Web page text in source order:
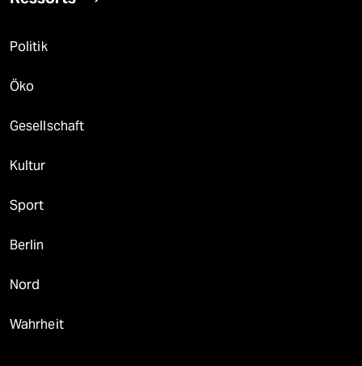
Politik
Öko
Gesellschaft
Kultur
Sport
Berlin
Nord
Wahrheit